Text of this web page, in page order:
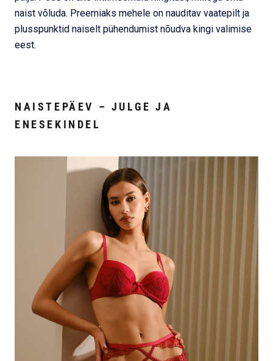
naist võluda. Preemiaks mehele on nauditav vaatepilt ja
plusspunktid naiselt pühendumist nõudva kingi valimise
eest.
NAISTEPÄEV – JULGE JA
ENESEKINDEL